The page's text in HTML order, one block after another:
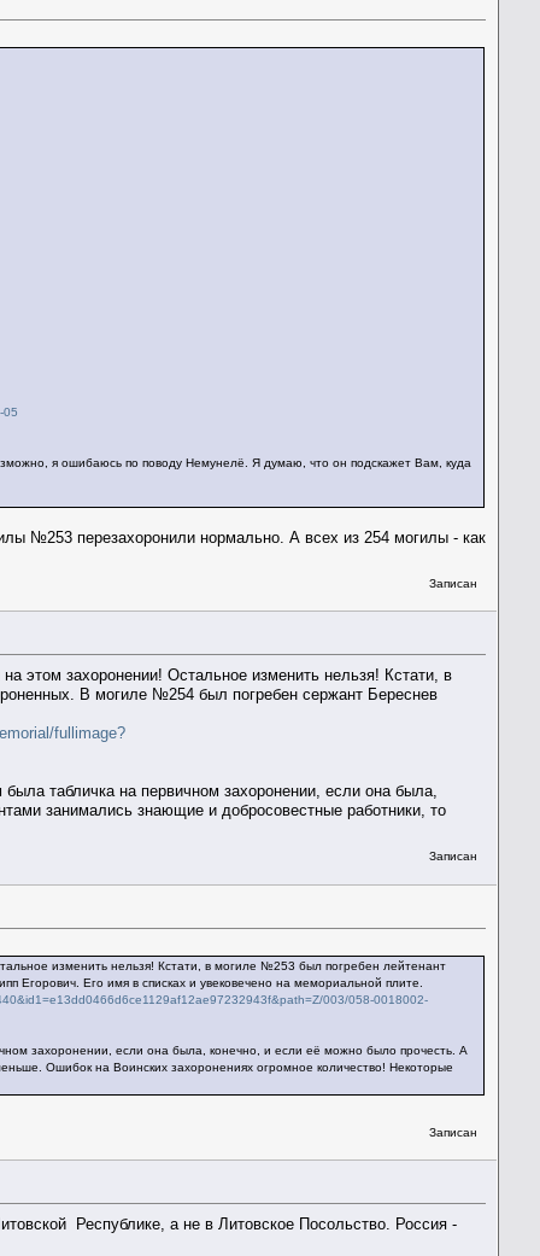
05
я ошибаюсь по поводу Немунелё. Я думаю, что он подскажет Вам, куда
№253 перезахоронили нормально. А всех из 254 могилы - как
Записан
этом захоронении! Остальное изменить нельзя! Кстати, в
В могиле №254 был погребен сержант Береснев
fullimage?
табличка на первичном захоронении, если она была,
занимались знающие и добросовестные работники, то
Записан
изменить нельзя! Кстати, в могиле №253 был погребен лейтенант
Егорович. Его имя в списках и увековечено на мемориальной плите.
003/058-0018002-
захоронении, если она была, конечно, и если её можно было прочесть. А
Ошибок на Воинских захоронениях огромное количество! Некоторые
Записан
Республике, а не в Литовское Посольство. Россия -